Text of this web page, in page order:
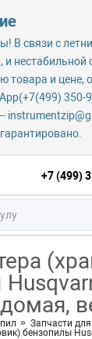
В связи с
и нестабильной
товара и цене,
350-
+7 (499)
Запчасти
бензопилы